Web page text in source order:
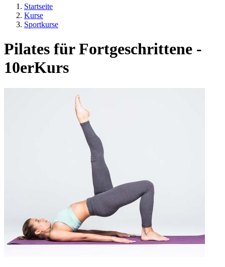
Startseite
Kurse
Sportkurse
Pilates für Fortgeschrittene -
10erKurs